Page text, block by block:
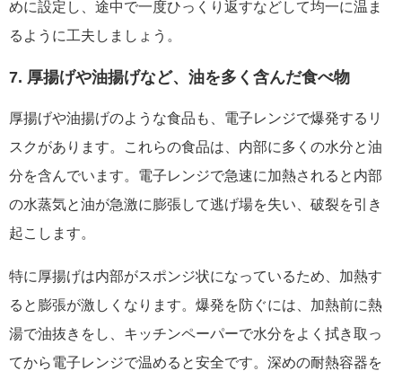
めに設定し、途中で一度ひっくり返すなどして均一に温ま
るように工夫しましょう。
7. 厚揚げや油揚げなど、油を多く含んだ食べ物
厚揚げや油揚げのような食品も、電子レンジで爆発するリ
スクがあります。これらの食品は、内部に多くの水分と油
分を含んでいます。電子レンジで急速に加熱されると内部
の水蒸気と油が急激に膨張して逃げ場を失い、破裂を引き
起こします。
特に厚揚げは内部がスポンジ状になっているため、加熱す
ると膨張が激しくなります。爆発を防ぐには、加熱前に熱
湯で油抜きをし、キッチンペーパーで水分をよく拭き取っ
てから電子レンジで温めると安全です。深めの耐熱容器を